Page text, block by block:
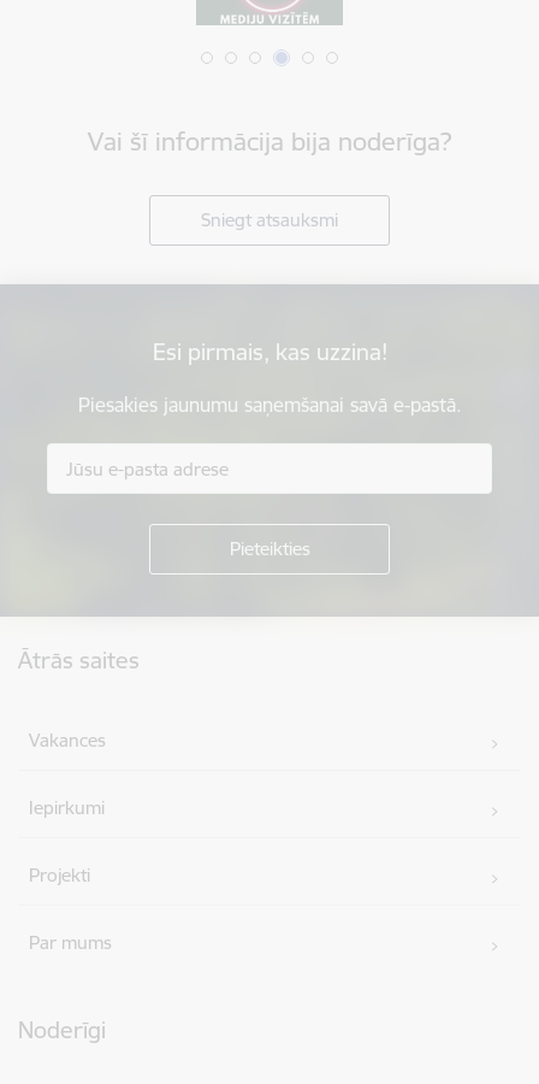
Vai šī informācija bija noderīga?
Sniegt atsauksmi
Esi pirmais, kas uzzina!
Piesakies jaunumu saņemšanai savā e-pastā.
Ātrās saites
Vakances
Iepirkumi
Projekti
Par mums
Noderīgi